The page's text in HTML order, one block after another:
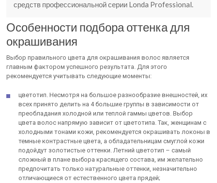
средств профессиональной серии Londa Professional.
Особенности подбора оттенка для
окрашивания
Выбор правильного цвета для окрашивания волос является
главным фактором успешного результата. Для этого
рекомендуется учитывать следующие моменты:
цветотип. Несмотря на большое разнообразие внешностей, их
всех принято делить на 4 большие группы в зависимости от
преобладания холодной или теплой гаммы цветов. Выбор
цвета волос напрямую зависит от цветотипа. Так, женщинам с
холодными тонами кожи, рекомендуется окрашивать локоны в
темные контрастные цвета, а обладательницам смуглой кожи
подойдут золотистые оттенки. Летний цветотип – самый
сложный в плане выбора красящего состава, им желательно
предпочитать только натуральные оттенки, незначительно
отличающиеся от естественного цвета прядей;